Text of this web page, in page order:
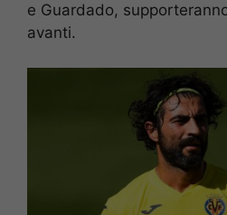
e Guardado,
avanti.